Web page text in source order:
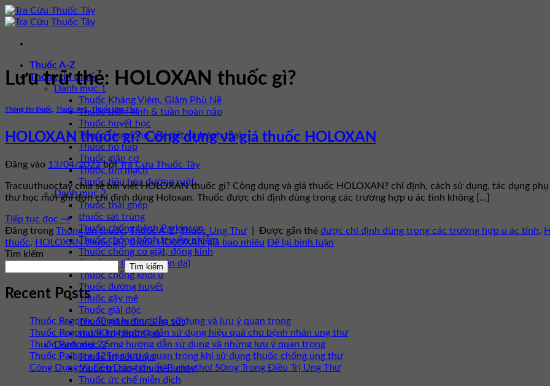
Bỏ
qua
dung
Thuốc A-Z
Thông tin thuốc
Danh mục 1
Thuốc Kháng Viêm, Giảm Phù Nề
Thuốc thần kinh & tuần hoàn não
Thuốc huyết học
Thuốc Hormone, nội tiết và tránh thai
Thuốc hô hấp
Thuốc giãn cơ
Thuốc tim mạch
Thuốc tiêu hóa đường ruột
Danh mục 2
Thuốc thải ghép
thuốc sát trùng
Thuốc chống bệnh Parkinson
Thuốc chống bệnh truyền nhiễm
Thuốc chống co giật, động kinh
Thuốc da liễu (bôi trên da)
Thuốc chống khối u
Thuốc đường huyết
Thuốc gây mê
Thuốc giải độc
Thuốc giảm đau & hạ sốt
thuốc trị bệnh Gan
Danh mục 3
Thuốc trị sỏi thận
thuốc trị táo bón, tiêu chảy
Thuốc ức chế miễn dịch
Lưu trữ thẻ: HOLOXAN thuốc gì?
Thông tin thuốc, Thuốc A-Z, Thuốc Ung Thư
HOLOXAN thuốc gì? Công dụng và giá thuốc HOLOXAN
Đăng vào 13/04/2022 bởiTra Cứu Thuốc Tây
Tracuuthuoctay chia sẻ bài viết HOLOXAN thuốc gì? Công dụng và giá thuốc HOLOXAN? chỉ định, cách sử dụng, tác dụng
thư học mới ghi đơn chỉ định dùng Holoxan. Thuốc được chỉ định dùng trong các trường hợp u ác tính không […]
Tiếp tục đọc →
Đăng trong Thông tin thuốc,Thuốc A-Z,Thuốc Ung Thư Được gắn thẻ được chỉ định dùng trong các trường hợp u ác tính,
thuốc, HOLOXAN thuốc gì?,thuốc HOLOXAN giá bao nhiêu Để lại bình luận
Tìm kiếm
Tìm kiếm
Recent Posts
Thuốc Regonix 40mg hướng dẫn sử dụng và lưu ý quan trọng
Thuốc Regonat 40mg hướng dẫn sử dụng hiệu quả cho bệnh nhân ung thư
Thuốc Parlodel 2.5mg hướng dẫn sử dụng và những lưu ý quan trọng
Thuốc Palbace 125mg lưu ý quan trọng khi sử dụng thuốc chống ung thư
Công Dụng Và Liều Dùng thuốc Purinethol 50mg Trong Điều Trị Ung Thư